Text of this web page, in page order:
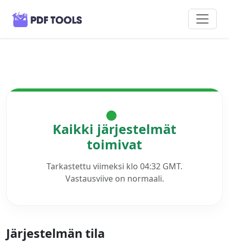
Kaikki järjestelmät
toimivat
Tarkastettu viimeksi klo 04:32 GMT.
Vastausviive on normaali.
Järjestelmän tila